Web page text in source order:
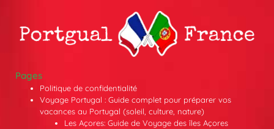
Pages
Politique de confidentialité
Voyage Portugal : Guide complet pour préparer vos
vacances au Portugal (soleil, culture, nature)
Les Açores: Guide de Voyage des îles Açores